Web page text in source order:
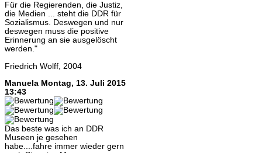
Für die Regierenden, die Justiz,
die Medien ... steht die DDR für
Sozialismus. Deswegen und nur
deswegen muss die positive
Erinnerung an sie ausgelöscht
werden."
Friedrich Wolff, 2004
Manuela Montag, 13. Juli 2015
13:43
Das beste was ich an DDR
Museen je gesehen
habe....fahre immer wieder gern